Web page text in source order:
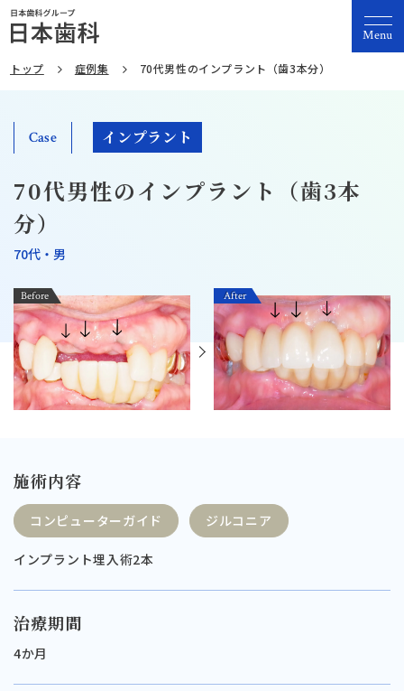
Menu
トップ 症例集 70代男性のインプラント（歯3本分）
Case インプラント
70代男性のインプラント（歯3本
分）
70代・男
施術内容
コンピューターガイド ジルコニア
インプラント埋入術2本
治療期間
4か月